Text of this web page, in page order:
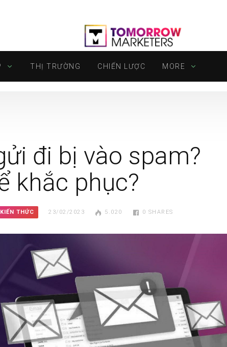
THỊ TRƯỜNG CHIẾN LƯỢC MORE
đi bị vào spam?
khắc phục?
KIẾN THỨC 23/02/2023 5.020 0 SHARES